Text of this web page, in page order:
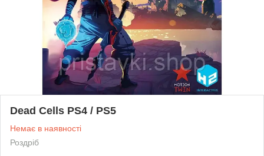
Dead Cells PS4 / PS5
Немає в наявності
Роздріб